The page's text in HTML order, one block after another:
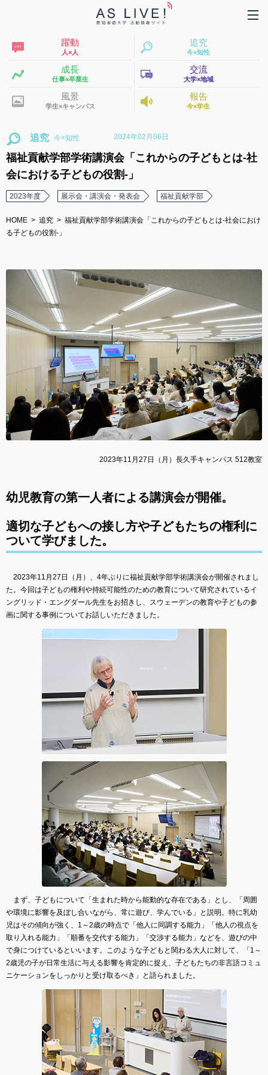
躍動
人×人
追究
今×知性
成長
仕事×卒業生
交流
大学×地域
風景
学生×キャンパス
報告
今×学生
追究 2024年02月06日
福祉貢献学部学術講演会「これからの子どもとは-社
会における子どもの役割-」
2023年度 展示会・講演会・発表会 福祉貢献学部
HOME 追究
福祉貢献学部学術講演会「これからの子どもとは-社会におけ
る子どもの役割-」
2023年11月27日（月）長久手キャンパス 512教室
幼児教育の第一人者による講演会が開催。
適切な子どもへの接し方や子どもたちの権利に
ついて学びました。
2023年11月27日（月）、4年ぶりに福祉貢献学部学術講演会が開催されまし
た。今回は子どもの権利や持続可能性のための教育について研究されているイ
ングリッド・エングダール先生をお招きし、スウェーデンの教育や子どもの参
画に関する事例についてお話しいただきました。
まず、子どもについて「生まれた時から能動的な存在である」とし、「周囲
や環境に影響を及ぼし合いながら、常に遊び、学んでいる」と説明。特に乳幼
児はその傾向が強く、1～2歳の時点で「他人に同調する能力」「他人の視点を
取り入れる能力」「順番を交代する能力」「交渉する能力」などを、遊びの中
で身につけているといいます。このような子どもと関わる大人に対して、「1～
2歳児の子が日常生活に与える影響を肯定的に捉え、子どもたちの非言語コミュ
ニケーションをしっかりと受け取るべき」と語られました。